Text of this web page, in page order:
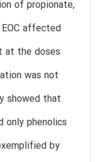
of propionate,
EOC affected
at the doses
was not
showed that
only phenolics
by